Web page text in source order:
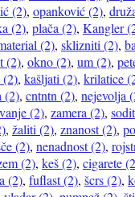
(2), opanković (2),
(2), plača (2), Kangler
(2), sklizniti (2),
(2), okno (2), um (2),
(2), kašljati (2), krilatice
(2), cntntn (2), nejevolja
(2), zamera (2),
, žaliti (2), znanost (2),
(2), nenadnost (2),
(2), keš (2), cigarete
(2), fuflast (2), šcrs (2),